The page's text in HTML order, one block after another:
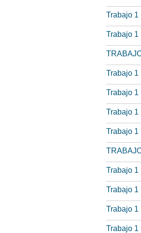
Trabajo 1
Trabajo 1
Trabajo 1
Trabajo 1
Trabajo 1
Trabajo 1
Trabajo 1
Trabajo 1
Trabajo 1
Trabajo 1